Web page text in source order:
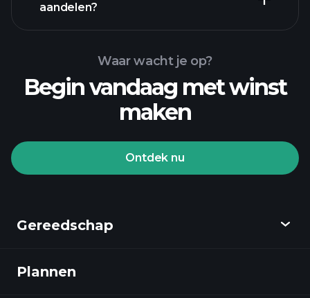
aandelen?
Playtrade Toernooien
Waar wacht je op?
Begin vandaag met winst
maken
Ontdek nu
Gereedschap
Ontdekken
Plannen